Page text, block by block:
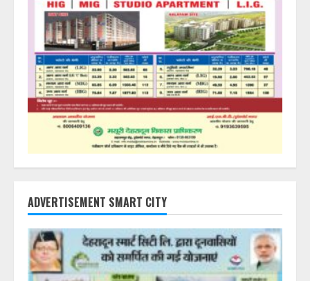
ADVERTISEMENT SMART CITY